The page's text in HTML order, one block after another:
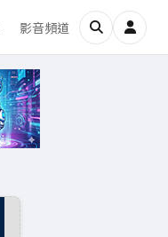
影音頻道